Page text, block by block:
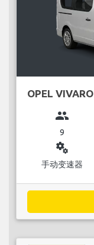
OPEL VIVARO
group
9
miscellaneous_services
手动变速器